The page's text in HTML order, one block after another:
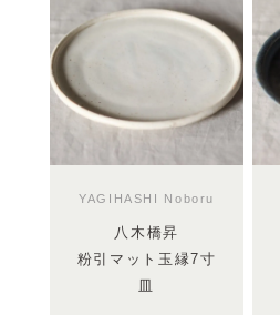
YAGIHASHI Noboru
八木橋昇
粉引マット玉縁7寸
皿